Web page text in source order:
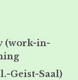
(work-in-
Geist-Saal)